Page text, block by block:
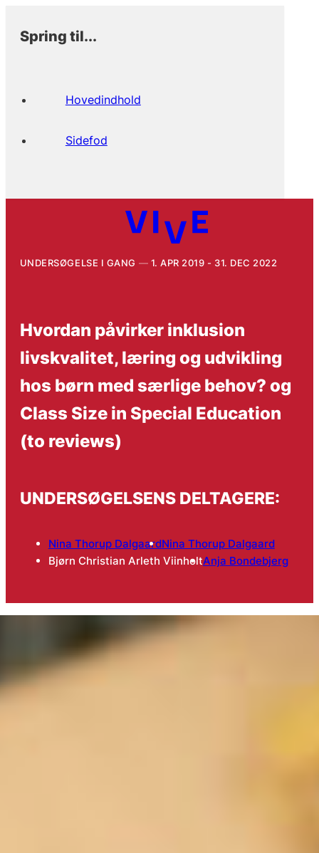
Spring til...
Hovedindhold
Sidefod
UNDERSØGELSE I GANG 1. APR 2019 - 31. DEC 2022
Hvordan påvirker inklusion
livskvalitet, læring og udvikling
hos børn med særlige behov? og
Class Size in Special Education
(to reviews)
UNDERSØGELSENS DELTAGERE:
Nina Thorup DalgaardNina Thorup Dalgaard
Bjørn Christian Arleth ViinholtAnja Bondebjerg